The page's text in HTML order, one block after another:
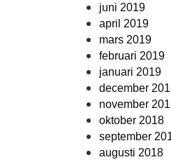
juni 2019
april 2019
mars 2019
februari 2019
januari 2019
december
november
oktober 2018
september
augusti 2018